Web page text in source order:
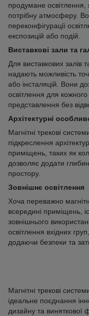
продумане
потрібну атмосферу.
переконфігурації
експозицій або подій.
Виставкові зали та
Для виставкових залів
надають можливість
або інсталяцій. Вони
освітлення для
представлення без
Архітектурні
Магнітні трекові
підкреслення
приміщень, таких як
дозволяє додати
простору.
Зовнішнє освітлення
Хоча переважно
всередині приміщень,
зовнішнього
освітлення вхідних
додаючи безпеки та
Магнітні трекові
ідеальне поєднання
дизайну та виняткової